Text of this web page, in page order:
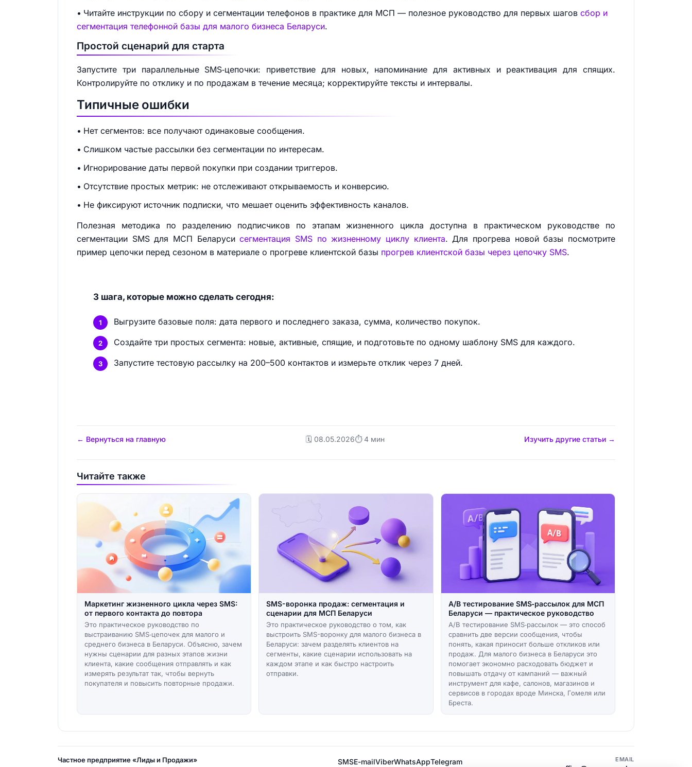
Читайте инструкции по сбору и сегментации телефонов в практике для МСП — полезное руководство для первых шагов сбор и
сегментация телефонной базы для малого бизнеса Беларуси.
Простой сценарий для старта
Запустите три параллельные SMS‑цепочки: приветствие для новых, напоминание для активных и реактивация для спящих.
Контролируйте по отклику и по продажам в течение месяца; корректируйте тексты и интервалы.
Типичные ошибки
Нет сегментов: все получают одинаковые сообщения.
Слишком частые рассылки без сегментации по интересам.
Игнорирование даты первой покупки при создании триггеров.
Отсутствие простых метрик: не отслеживают открываемость и конверсию.
Не фиксируют источник подписки, что мешает оценить эффективность каналов.
Полезная методика по разделению подписчиков по этапам жизненного цикла доступна в практическом руководстве по
сегментации SMS для МСП Беларусисегментация SMS по жизненному циклу клиента. Для прогрева новой базы посмотрите
пример цепочки перед сезоном в материале о прогреве клиентской базы прогрев клиентской базы через цепочку SMS.
3 шага, которые можно сделать сегодня:
Выгрузите базовые поля: дата первого и последнего заказа, сумма, количество покупок.
Создайте три простых сегмента: новые, активные, спящие, и подготовьте по одному шаблону SMS для каждого.
Запустите тестовую рассылку на 200–500 контактов и измерьте отклик через 7 дней.
← Вернуться на главную 🗓️ 08.05.2026⏱ 4 мин Изучить другие статьи →
Читайте также
Маркетинг жизненного цикла через SMS:
от первого контакта до повтора
Это практическое руководство по
выстраиванию SMS‑цепочек для малого и
среднего бизнеса в Беларуси. Объясню, зачем
нужны сценарии для разных этапов жизни
клиента, какие сообщения отправлять и как
измерять результат так, чтобы вернуть
покупателя и повысить повторные продажи.
SMS-воронка продаж: сегментация и
сценарии для МСП Беларуси
Это практическое руководство о том, как
выстроить SMS-воронку для малого бизнеса в
Беларуси: зачем разделять клиентов на
сегменты, какие сценарии использовать на
каждом этапе и как быстро настроить
отправки.
A/B тестирование SMS‑рассылок для МСП
Беларуси — практическое руководство
A/B тестирование SMS‑рассылок — это способ
сравнить две версии сообщения, чтобы
понять, какая приносит больше откликов или
продаж. Для малого бизнеса в Беларуси это
помогает экономно расходовать бюджет и
повышать отдачу от кампаний — важный
инструмент для кафе, салонов, магазинов и
сервисов в городах вроде Минска, Гомеля или
Бреста.
Частное предприятие «Лиды и Продажи» SMSE-mailViberWhatsAppTelegram EMAIL